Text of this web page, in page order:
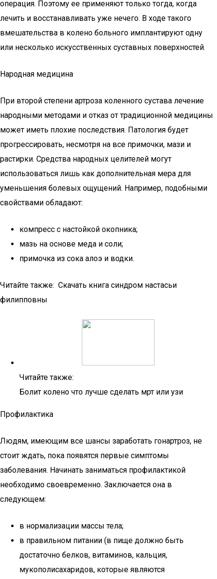
операция. Поэтому ее применяют только тогда, когда
лечить и восстанавливать уже нечего. В ходе такого
вмешательства в колено больного имплантируют одну
или несколько искусственных суставных поверхностей.
Народная медицина
При второй степени артроза коленного сустава лечение
народными методами и отказ от традиционной медицины
может иметь плохие последствия. Патология будет
прогрессировать, несмотря на все примочки, мази и
растирки. Средства народных целителей могут
использоваться лишь как дополнительная мера для
уменьшения болевых ощущений. Например, подобными
свойствами обладают:
компресс с настойкой окопника;
мазь на основе меда и соли;
примочка из сока алоэ и водки.
Читайте также: Скачать книга синдром настасьи
филипповны
Читайте также:
Болит колено что лучше сделать мрт или узи
Профилактика
Людям, имеющим все шансы заработать гонартроз, не
стоит ждать, пока появятся первые симптомы
заболевания. Начинать заниматься профилактикой
необходимо своевременно. Заключается она в
следующем:
в нормализации массы тела;
в правильном питании (в пище должно быть
достаточно белков, витаминов, кальция,
мукополисахаридов, которые являются